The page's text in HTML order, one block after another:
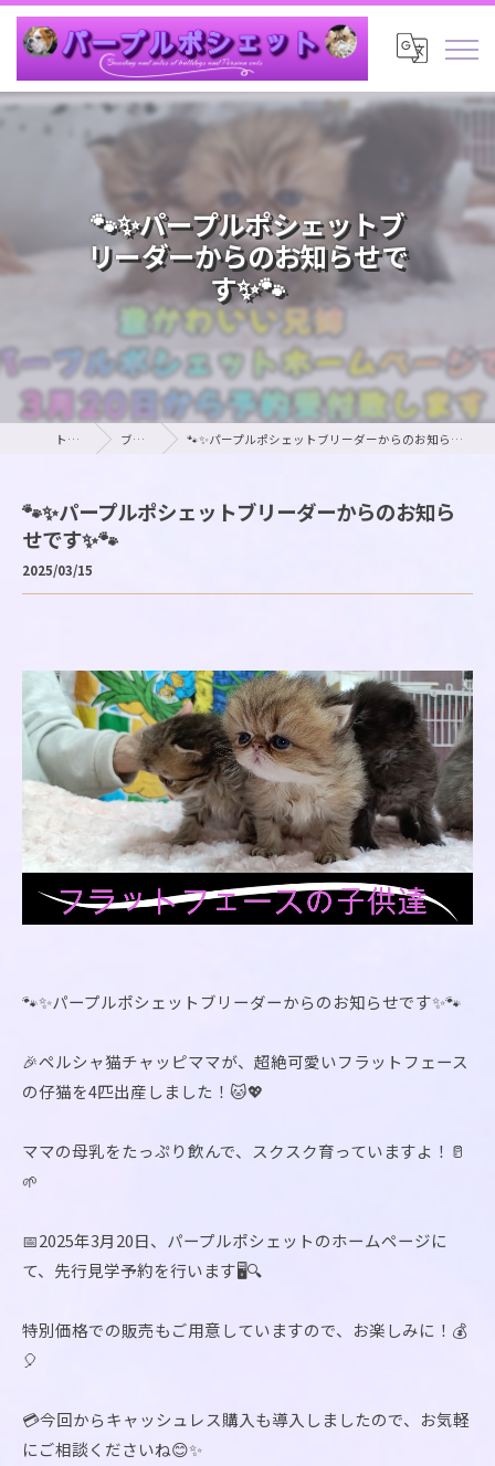
🐾✨パープルポシェットブ
リーダーからのお知らせで
す✨🐾
トップ ブログ 🐾✨パープルポシェットブリーダーからのお知らせです✨🐾
🐾✨パープルポシェットブリーダーからのお知ら
せです✨🐾
2025/03/15
🐾✨パープルポシェットブリーダーからのお知らせです✨🐾
🎉ペルシャ猫チャッピママが、超絶可愛いフラットフェース
の仔猫を4匹出産しました！🐱💖
ママの母乳をたっぷり飲んで、スクスク育っていますよ！🥛
🌱
📅2025年3月20日、パープルポシェットのホームページに
て、先行見学予約を行います🖥️🔍
特別価格での販売もご用意していますので、お楽しみに！💰
🎈
💳今回からキャッシュレス購入も導入しましたので、お気軽
にご相談くださいね😊✨